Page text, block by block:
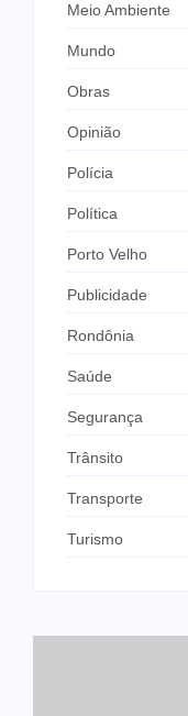
Meio Ambiente
Mundo
Obras
Opinião
Polícia
Política
Porto Velho
Publicidade
Rondônia
Saúde
Segurança
Trânsito
Transporte
Turismo